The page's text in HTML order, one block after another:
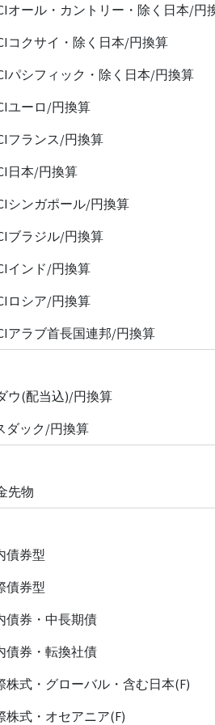
オール・カントリー・除く日本/円
コクサイ・除く日本/円換算
パシフィック・除く日本/円換算
ユーロ/円換算
フランス/円換算
日本/円換算
シンガポール/円換算
ブラジル/円換算
インド/円換算
ロシア/円換算
アラブ首長国連邦/円換算
ウ(配当込)/円換算
ダック/円換算
先物
債券型
債券型
債券・中長期債
債券・転換社債
株式・グローバル・含む日本(F)
株式・オセアニア(F)